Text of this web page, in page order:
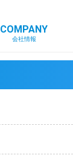
COMPANY
会社情報